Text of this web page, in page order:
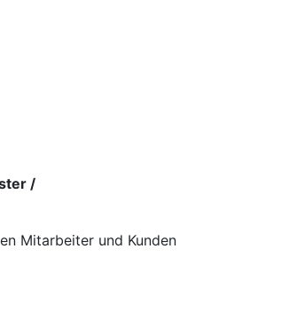
/
Mitarbeiter und Kunden